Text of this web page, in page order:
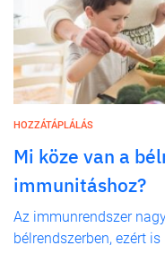
HOZZÁTÁPLÁLÁS
Mi köze van a
immunitáshoz?
Az immunrendszer
bélrendszerben, ezért